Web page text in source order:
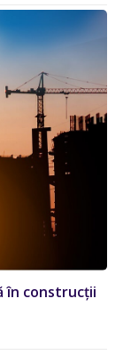
în construcții